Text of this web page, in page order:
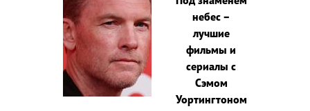
небес –
лучшие
фильмы и
сериалы с
Сэмом
Уортингтоном